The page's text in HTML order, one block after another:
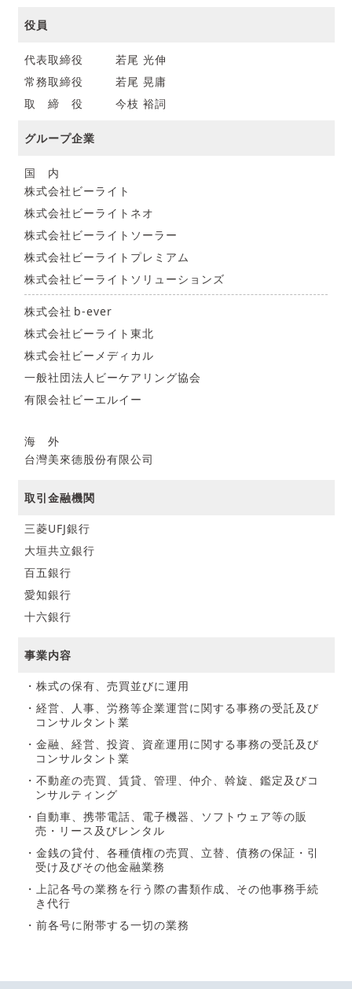
役員
代表取締役
若尾 光伸
常務取締役
若尾 晃庸
取 締 役
今枝 裕詞
グループ企業
国 内
株式会社ビーライト
株式会社ビーライトネオ
株式会社ビーライトソーラー
株式会社ビーライトプレミアム
株式会社ビーライトソリューションズ
株式会社 b-ever
株式会社ビーライト東北
株式会社ビーメディカル
一般社団法人ビーケアリング協会
有限会社ビーエルイー
海 外
台灣美來德股份有限公司
取引金融機関
三菱UFJ銀行
大垣共立銀行
百五銀行
愛知銀行
十六銀行
事業内容
・株式の保有、売買並びに運用
・経営、人事、労務等企業運営に関する事務の受託及び
コンサルタント業
・金融、経営、投資、資産運用に関する事務の受託及び
コンサルタント業
・不動産の売買、賃貸、管理、仲介、斡旋、鑑定及びコ
ンサルティング
・自動車、携帯電話、電子機器、ソフトウェア等の販
売・リース及びレンタル
・金銭の貸付、各種債権の売買、立替、債務の保証・引
受け及びその他金融業務
・上記各号の業務を行う際の書類作成、その他事務手続
き代行
・前各号に附帯する一切の業務